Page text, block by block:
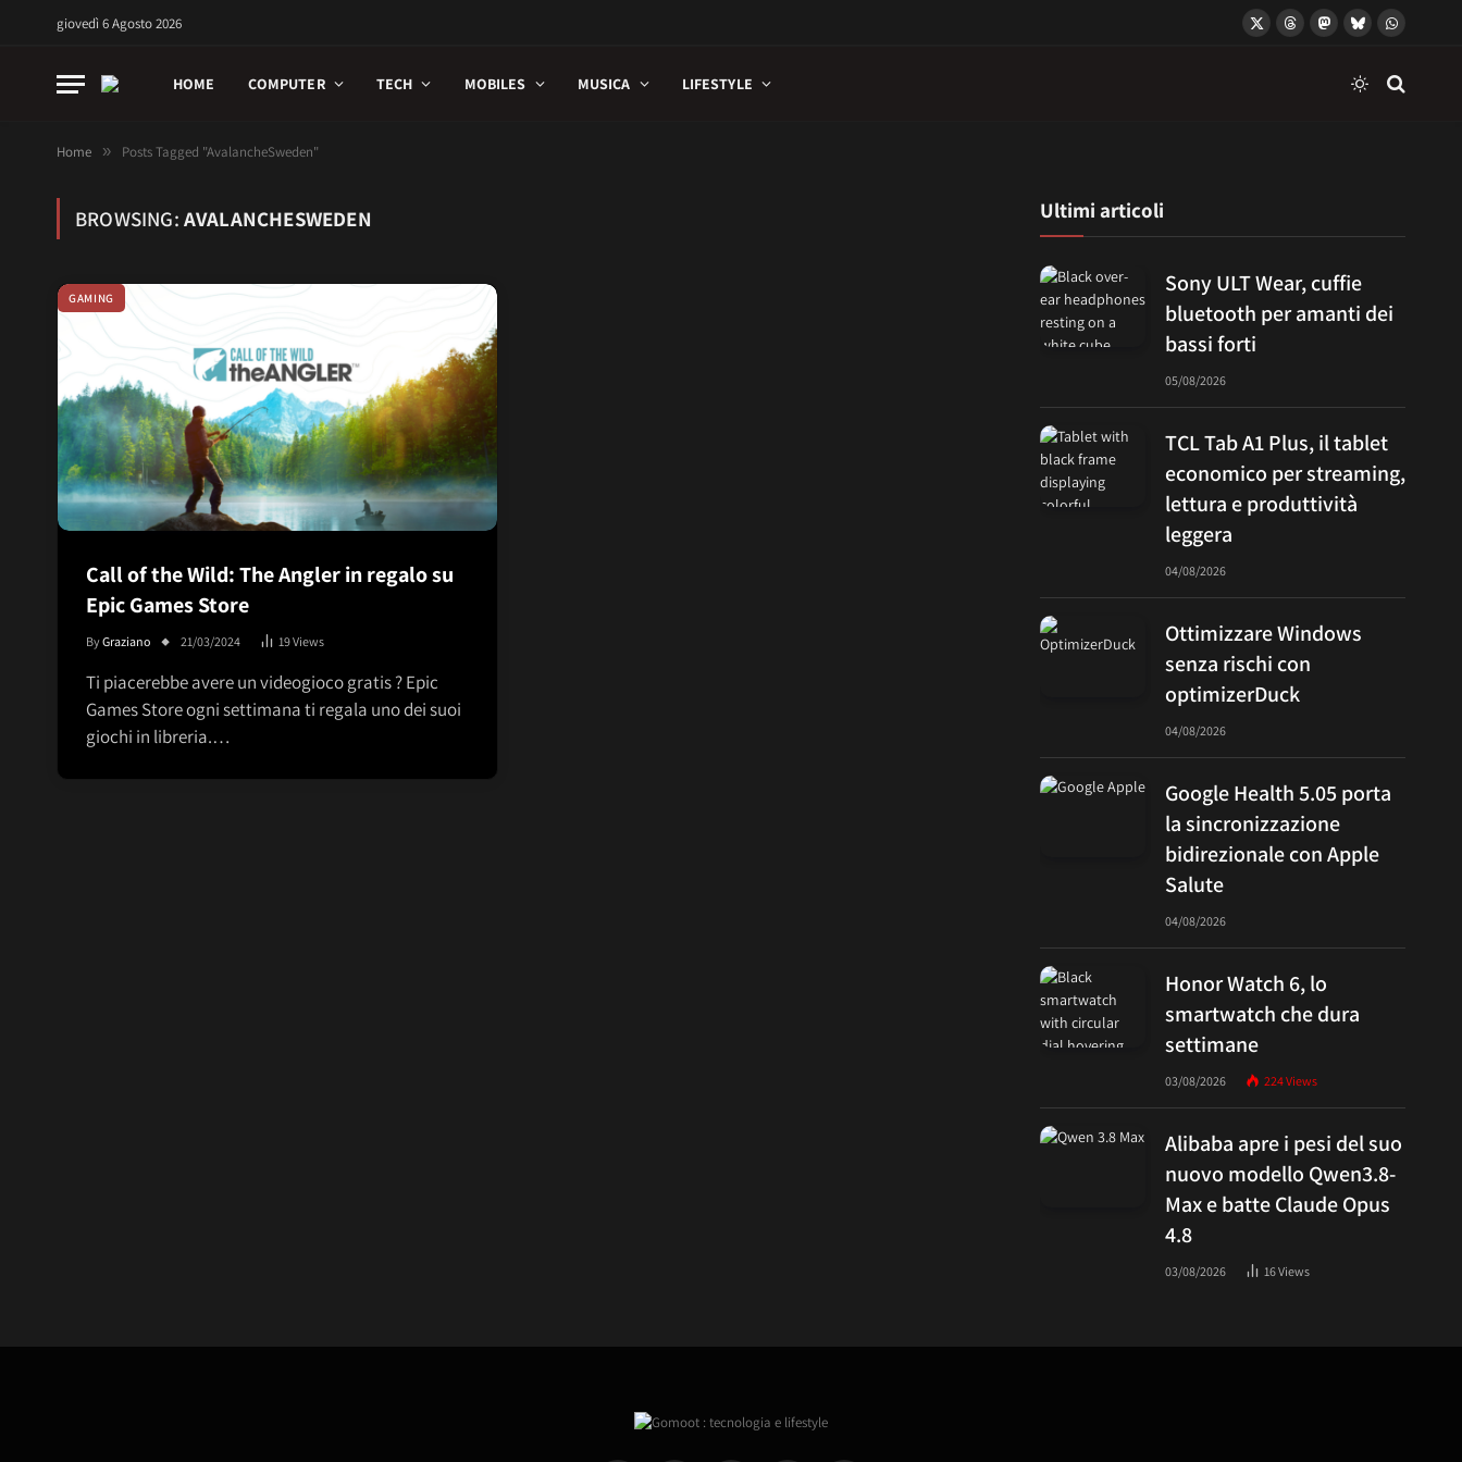
giovedì 6 Agosto 2026
X
ThreadsMastodon
BlueskyWhatsApp
HOME COMPUTER TECH MOBILES MUSICA LIFESTYLE
Home » Posts Tagged "AvalancheSweden"
BROWSING: AVALANCHESWEDEN
GAMING
Call of the Wild: The Angler in regalo su
Epic Games Store
ByGraziano 21/03/2024 19Views
Ti piacerebbe avere un videogioco gratis ? Epic
Games Store ogni settimana ti regala uno dei suoi
giochi in libreria.…
Ultimi articoli
Sony ULT Wear, cuffie
bluetooth per amanti dei
bassi forti
05/08/2026
TCL Tab A1 Plus, il tablet
economico per streaming,
lettura e produttività
leggera
04/08/2026
Ottimizzare Windows
senza rischi con
optimizerDuck
04/08/2026
Google Health 5.05 porta
la sincronizzazione
bidirezionale con Apple
Salute
04/08/2026
Honor Watch 6, lo
smartwatch che dura
settimane
03/08/2026 224Views
Alibaba apre i pesi del suo
nuovo modello Qwen3.8-
Max e batte Claude Opus
4.8
03/08/2026 16Views